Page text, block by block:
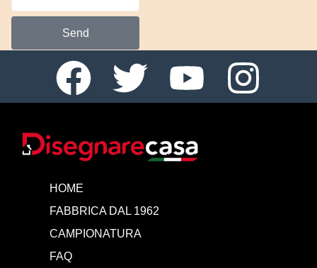
Send
HOME
FABBRICA DAL 1962
CAMPIONATURA
FAQ